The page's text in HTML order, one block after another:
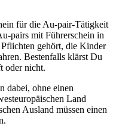
für die Au-pair-Tätigkeit
pairs mit Führerschein in
gehört, die Kinder
Bestenfalls klärst Du
oder nicht.
dabei, ohne einen
Land
Ausland müssen einen